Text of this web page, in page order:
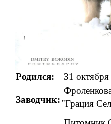
Родился: 31
Заводчик:"Грация